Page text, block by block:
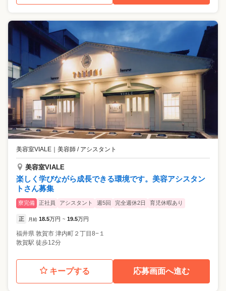
美容室VIALE ｜ 美容師 / アシスタント
美容室VIALE
楽しく学びながら成長できる環境です。美容アシスタン
トさん募集
寮完備 正社員 アシスタント 週5回 完全週休2日 育児休暇あり
正 月給 18.5万円 ~ 19.5万円
福井県 敦賀市 津内町２丁目8−１
敦賀駅 徒歩12分
キープする 応募画面へ進む